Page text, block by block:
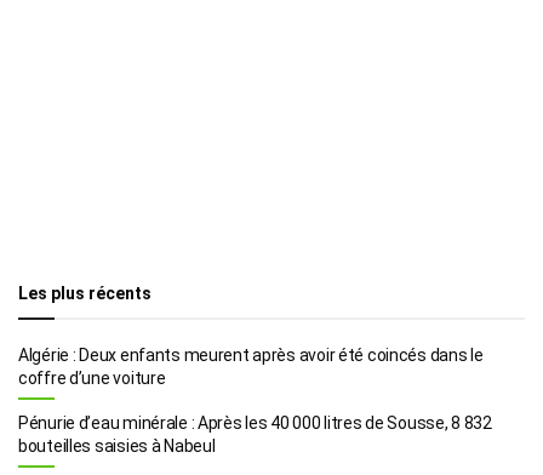
Les plus récents
Algérie : Deux enfants meurent après avoir été coincés dans le
coffre d’une voiture
Pénurie d’eau minérale : Après les 40 000 litres de Sousse, 8 832
bouteilles saisies à Nabeul